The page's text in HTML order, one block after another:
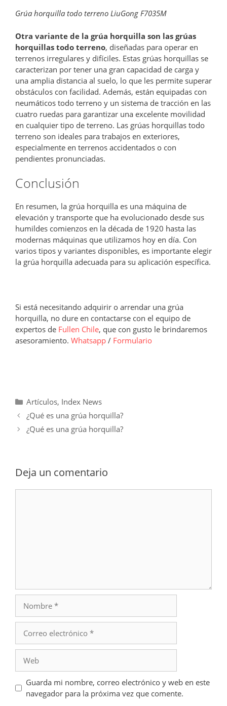
Grúa horquilla todo terreno LiuGong F7035M
Otra variante de la grúa horquilla son las grúas
horquillas todo terreno, diseñadas para operar en
terrenos irregulares y difíciles. Estas grúas horquillas se
caracterizan por tener una gran capacidad de carga y
una amplia distancia al suelo, lo que les permite superar
obstáculos con facilidad. Además, están equipadas con
neumáticos todo terreno y un sistema de tracción en las
cuatro ruedas para garantizar una excelente movilidad
en cualquier tipo de terreno. Las grúas horquillas todo
terreno son ideales para trabajos en exteriores,
especialmente en terrenos accidentados o con
pendientes pronunciadas.
Conclusión
En resumen, la grúa horquilla es una máquina de
elevación y transporte que ha evolucionado desde sus
humildes comienzos en la década de 1920 hasta las
modernas máquinas que utilizamos hoy en día. Con
varios tipos y variantes disponibles, es importante elegir
la grúa horquilla adecuada para su aplicación específica.
Si está necesitando adquirir o arrendar una grúa
horquilla, no dure en contactarse con el equipo de
expertos de Fullen Chile, que con gusto le brindaremos
asesoramiento. Whatsapp / Formulario
Categorías
Artículos, Index News
¿Qué es una grúa horquilla?
¿Qué es una grúa horquilla?
Deja un comentario
electrónico
Guarda mi nombre, correo electrónico y web en este
navegador para la próxima vez que comente.